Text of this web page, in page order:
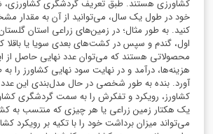
کشاورزی هستند. طبق تعریف گردشگری کشاورزی،
خود در طول یک سال، می‌توانید از آن به مقدار
کنید. به طور مثال؛ در زمین‌های زراعی استان
اول، گندم و سپس در کشت‌های بعدی سویا یا باقلا
محصولاتی هستند که می‌توان عدد نهایی حاصل از
هزینه‌‌ها، درآمد و در نهایت سود نهایی کشاورز را
آورد. بنده به طور شخصی در حال مدل‌بندی این
کشاورز، رویکرد و تفکرش را به سمت گردشگری
یک هکتار زمین زراعی یا هر چیزی که منتسب به
می‌تواند میزان برداشت خود را با تکیه بر رویکرد